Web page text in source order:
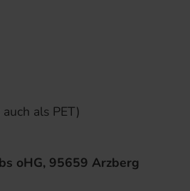
als PET)
oHG, 95659 Arzberg